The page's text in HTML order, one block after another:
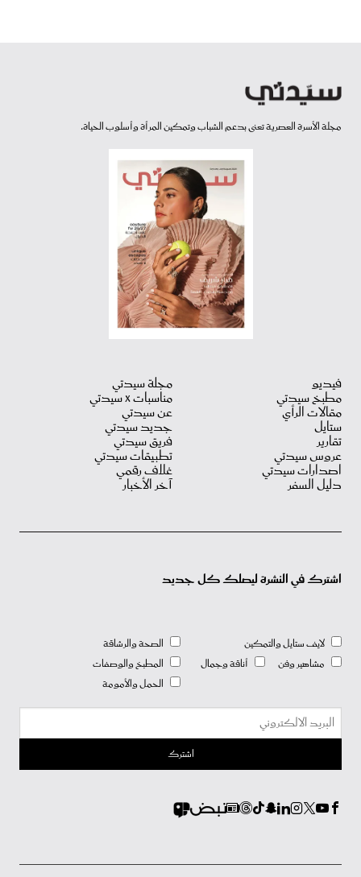
مجلة الأسرة العصرية تعنى بدعم الشباب وتمكين المرأة وأسلوب الحياة.
فيديو
مطبخ سيدتي
مقالات الرأي
ستايل
تقارير
عروس سيدتي
اصدارات سيدتي
دليل السفر
مجلة سيدتي
مناسبات X سيدتي
عن سيدتي
جديد سيدتي
فريق سيدتي
تطبيقات سيدتي
غلاف رقمي
آخر الأخبار
اشترك في النشرة ليصلك كل جديد
لايف ستايل والتمكين
مشاهير وفن
أناقة وجمال
الصحة والرشاقة
المطبخ والوصفات
الحمل والأمومة